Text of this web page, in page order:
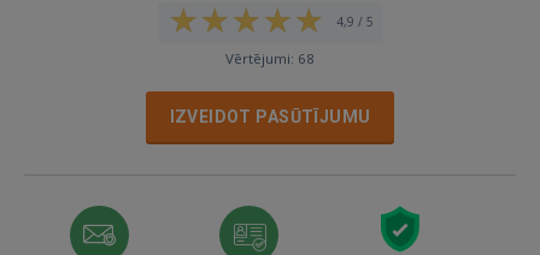
4,9 / 5
Vērtējumi: 68
IZVEIDOT PASŪTĪJUMU